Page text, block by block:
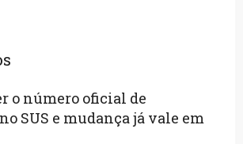
o número oficial de
SUS e mudança já vale em